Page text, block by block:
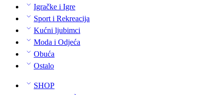
Igračke i Igre
Sport i Rekreacija
Kućni ljubimci
Moda i Odjeća
Obuća
Ostalo
SHOP